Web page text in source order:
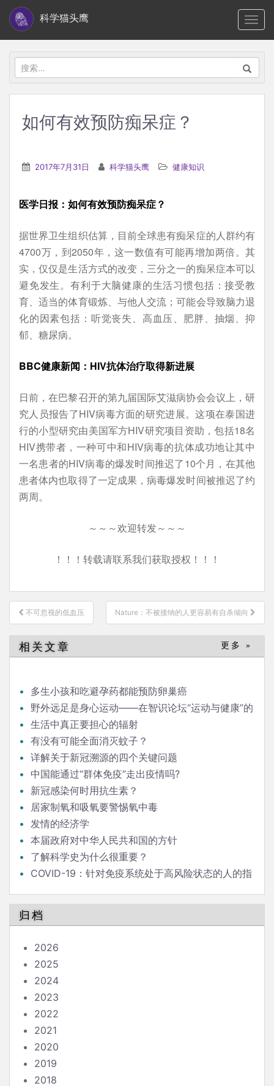
i
科学猫头鹰
搜
索：
如何有效预防痴呆症？
2017年7月31日 科学猫头鹰 健康知识
医学日报：如何有效预防痴呆症？
据世界卫生组织估算，目前全球患有痴呆症的人群约有
4700万，到2050年，这一数值有可能再增加两倍。其
实，仅仅是生活方式的改变，三分之一的痴呆症本可以
避免发生。有利于大脑健康的生活习惯包括：接受教
育、适当的体育锻炼、与他人交流；可能会导致脑力退
化的因素包括：听觉丧失、高血压、肥胖、抽烟、抑
郁、糖尿病。
BBC健康新闻：HIV抗体治疗取得新进展
日前，在巴黎召开的第九届国际艾滋病协会会议上，研
究人员报告了HIV病毒方面的研究进展。这项在泰国进
行的小型研究由美国军方HIV研究项目资助，包括18名
HIV携带者，一种可中和HIV病毒的抗体成功地让其中
一名患者的HIV病毒的爆发时间推迟了10个月，在其他
患者体内也取得了一定成果，病毒爆发时间被推迟了约
两周。
～～～欢迎转发～～～
！！！转载请联系我们获取授权！！！
文
章
导
航
不可忽视的低血压 Nature：不被接纳的人更容易有自杀倾向
相关文章 更多 »
多生小孩和吃避孕药都能预防卵巢癌
野外远足是身心运动——在智识论坛“运动与健康”的
发言生活中真正要担心的辐射
有没有可能全面消灭蚊子？
详解关于新冠溯源的四个关键问题
中国能通过“群体免疫”走出疫情吗?
新冠感染何时用抗生素？
居家制氧和吸氧要警惕氧中毒
发情的经济学
本届政府对中华人民共和国的方针
了解科学史为什么很重要？
COVID-19：针对免疫系统处于高风险状态的人的指
归档
2026
2025
2024
2023
2022
2021
2020
2019
2018